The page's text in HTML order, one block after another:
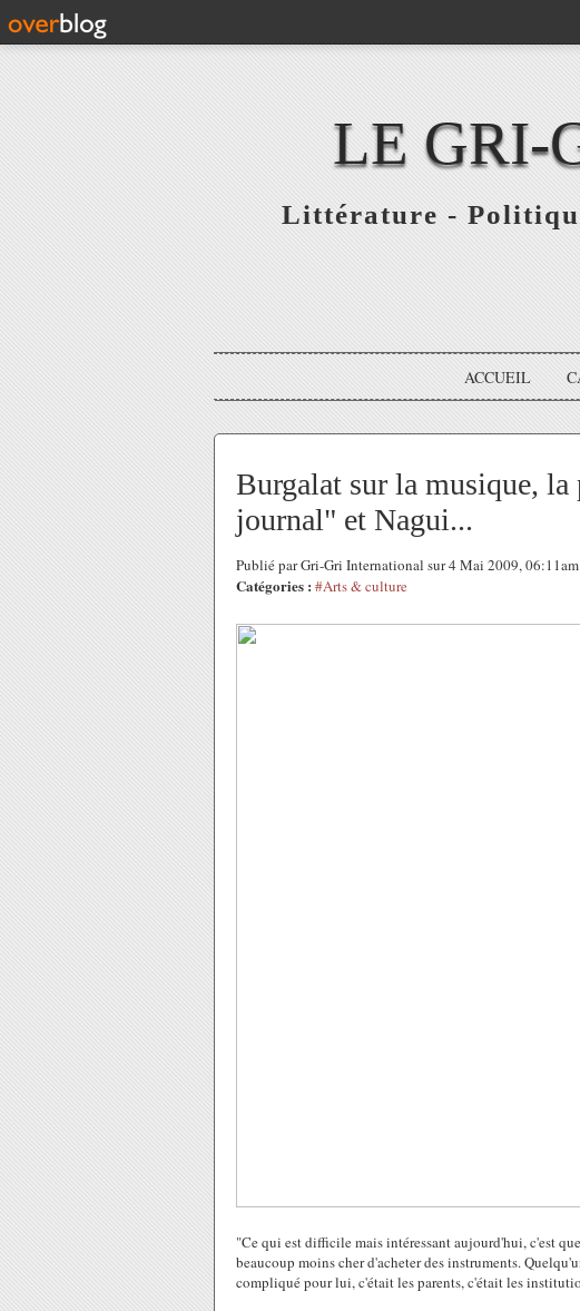
LE GRI-
Littérature -
ACCUEIL
Burgalat sur la musique,
journal" et Nagui...
Publié par Gri-Gri International sur 4 Mai 2009, 06:11am
Catégories : #Arts & culture
"Ce qui est difficile mais intéressant aujourd'hui, c'est
beaucoup moins cher d'acheter des instruments.
compliqué pour lui, c'était les parents, c'était les